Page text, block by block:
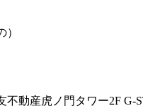
動産虎ノ門タワー2F G-